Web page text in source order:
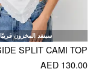
سينفد المخزون قريبًا
AED 130.00